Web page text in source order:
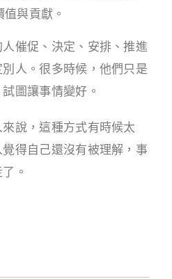
與貢獻。
催促、決定、安排、推進
人。很多時候，他們只是
圖讓事情變好。
說，這種方式有時候太
得自己還沒有被理解，事
。